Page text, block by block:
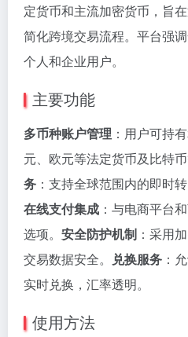
定货币和主流加密货币，旨
简化跨境交易流程。平台强
个人和企业用户。
主要功能
多币种账户管理 ：用户可持
元、欧元等法定货币及比特
务 ：支持全球范围内的即时
在线支付集成 ：与电商平台
选项。 安全防护机制 ：采用
交易数据安全。 兑换服务 ：
实时兑换，汇率透明。
使用方法